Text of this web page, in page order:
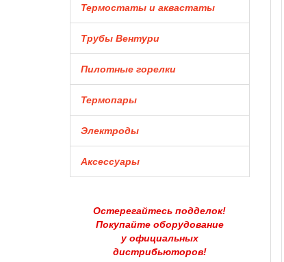
Термостаты и аквастаты
Трубы Вентури
Пилотные горелки
Термопары
Электроды
Аксессуары
Остерегайтесь подделок!
Покупайте оборудование
у официальных
дистрибьюторов!